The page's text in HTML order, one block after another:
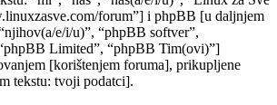
forum”] i phpBB [u daljnjem
e/i/u)”, “phpBB softver”,
Limited”, “phpBB Tim(ovi)”]
[korištenjem foruma], prikupljene
tekstu: tvoji podatci].